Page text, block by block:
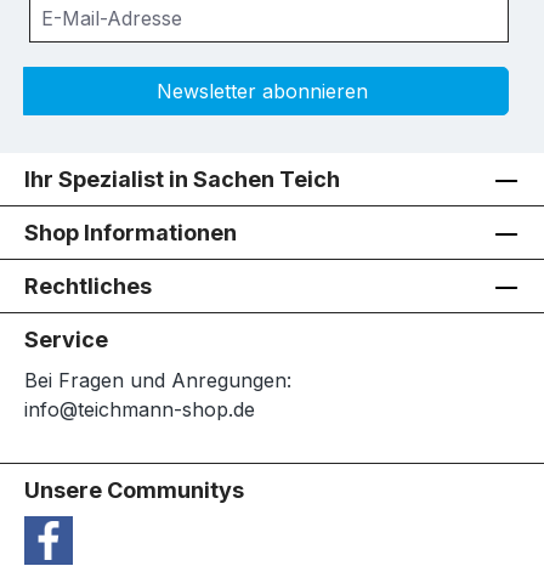
Newsletter abonnieren
Ihr Spezialist in Sachen Teich
Shop Informationen
Rechtliches
Service
Bei Fragen und Anregungen:
info@teichmann-shop.de
Unsere Communitys